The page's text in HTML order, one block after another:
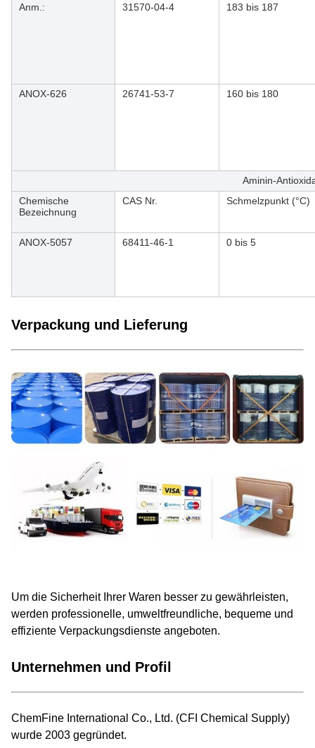
Anm.: 31570-04-4 183 bis 187
ANOX-626 26741-53-7 160 bis 180
Aminin-
Chemische
Bezeichnung
CAS Nr. Schmelzpunkt (°C)
ANOX-5057 68411-46-1 0 bis 5
Verpackung und Lieferung
Um die Sicherheit Ihrer Waren besser zu gewährleisten,
werden professionelle, umweltfreundliche, bequeme und
effiziente Verpackungsdienste angeboten.
Unternehmen und Profil
ChemFine International Co., Ltd. (CFI Chemical Supply)
wurde 2003 gegründet.